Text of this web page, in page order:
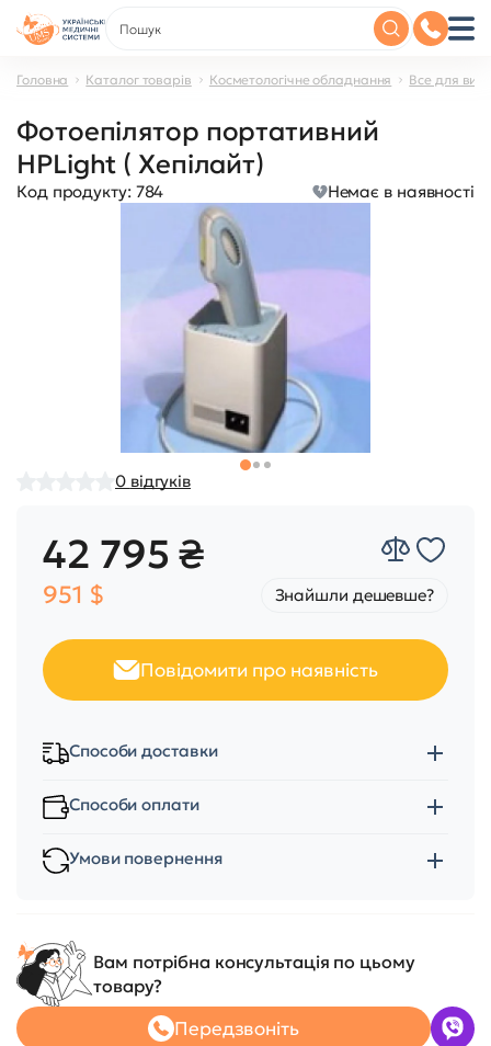
Головна Каталог товарів Косметологічне обладнання Все для
Фотоепілятор портативний
HPLight ( Хепілайт)
Код продукту: 784 Немає в наявності
0 відгуків
42 795 ₴
951 $ Знайшли дешевше?
Повідомити про наявність
Способи доставки
Способи оплати
Умови повернення
Вам потрібна консультація по цьому
товару?
Передзвоніть